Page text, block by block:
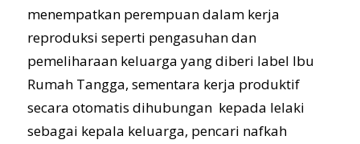
menempatkan perempuan dalam kerja
reproduksi seperti pengasuhan dan
pemeliharaan keluarga yang diberi label Ibu
Rumah Tangga, sementara kerja produktif
secara otomatis dihubungan kepada lelaki
sebagai kepala keluarga, pencari nafkah